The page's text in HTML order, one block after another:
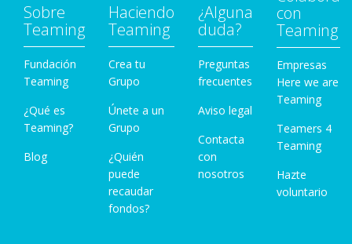
Sobre
Teaming
Fundación
Teaming
¿Qué es
Teaming?
Blog
Haciendo
Teaming
Crea tu
Grupo
Únete a un
Grupo
¿Quién
puede
recaudar
fondos?
¿Alguna
duda?
Preguntas
frecuentes
Aviso legal
Contacta
con
nosotros
con
Teaming
Empresas
Here we are
Teaming
Teamers 4
Teaming
Hazte
voluntario